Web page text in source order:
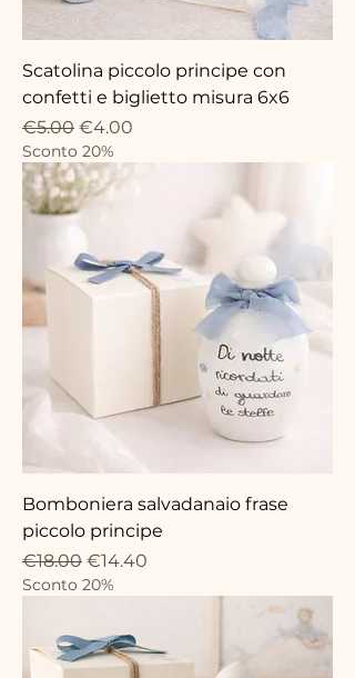
Scatolina piccolo principe con
confetti e biglietto misura 6x6
Regular Price
€5.00 Sale Price
€4.00
Sconto 20%
Bomboniera salvadanaio frase
piccolo principe
Regular Price
€18.00 Sale Price
€14.40
Sconto 20%